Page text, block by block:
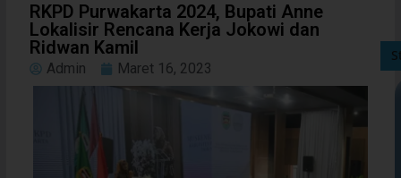
RKPD Purwakarta 2024, Bupati Anne
Lokalisir Rencana Kerja Jokowi dan
Ridwan Kamil
Admin Maret 16, 2023